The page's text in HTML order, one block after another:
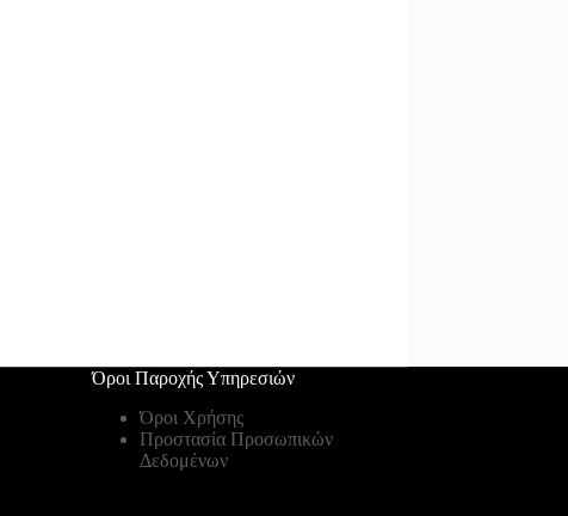
Όροι Παροχής Υπηρεσιών
Όροι Χρήσης
Προστασία Προσωπικών
Δεδομένων